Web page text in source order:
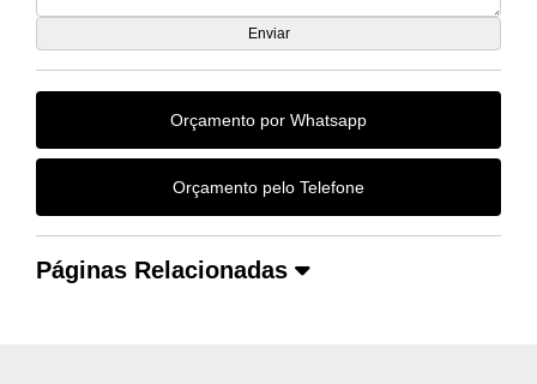
Orçamento por Whatsapp
Orçamento pelo Telefone
Páginas Relacionadas